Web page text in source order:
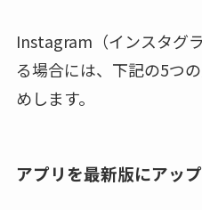
Instagram（インスタグ
る場合には、下記の5つ
めします。
アプリを最新版にアッ